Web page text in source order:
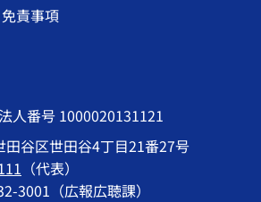
責事項
人番号 1000020131121
田谷区世田谷4丁目21番27号
（代表）
3001（広報広聴課）